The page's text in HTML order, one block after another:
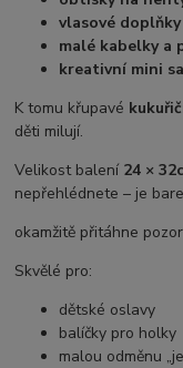
vlasové doplňky
malé kabelky a
kreativní mini
K tomu křupavé
děti milují.
Velikost balení 24 ×
nepřehlédnete – je
okamžitě přitáhne
Skvělé pro:
dětské oslavy
balíčky pro holky
malou odměnu